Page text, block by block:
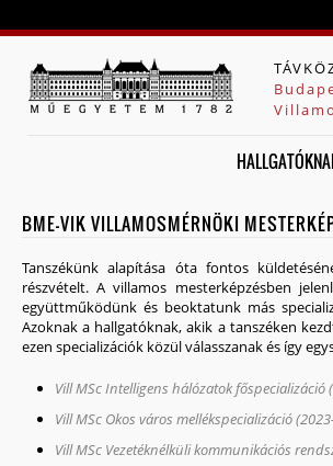
BME-VIK VILLAMOSMÉRNÖKI
Tanszékünk alapítása óta fontos
részvételt. A villamos mesterképzésben
együttműködünk és beoktatunk más
Azoknak a hallgatóknak, akik a tanszéken
ezen specializációk közül válasszanak és így
Vill MSc Intelligens hálózatok főspecializáció
Vill MSc Okos város mellékspecializáció
Vill MSc Vezetéknélküli kommunikációs